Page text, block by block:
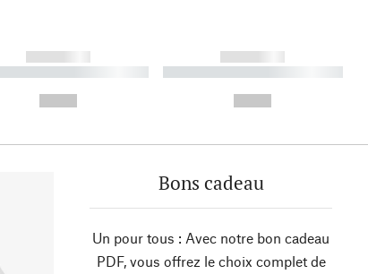
------------
----------- ----------
------------
----------- ----------- ----------
Bons cadeau
Un pour tous : Avec notre bon cadeau
PDF, vous offrez le choix complet de